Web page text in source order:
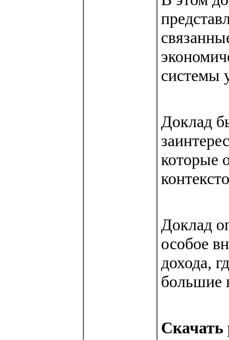
системы
Доклад
которые
Доклад
особое
дохода,
большие
Скачать